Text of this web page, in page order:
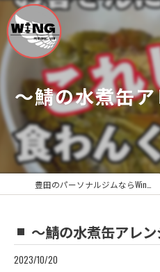
～鯖の水煮缶
～鯖の水煮缶アレ
2023/10/20